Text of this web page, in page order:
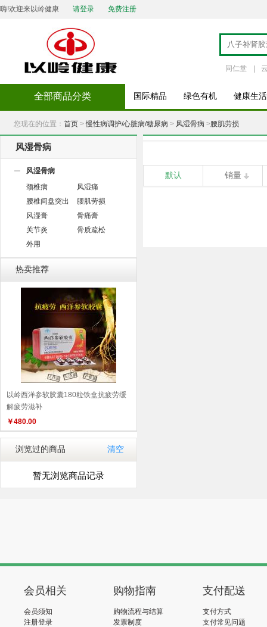
嗨!欢迎来以岭健康 请登录 免费注册
同仁堂
全部商品分类 国际精品 绿色有机 健康生活
您现在的位置： 首页 >慢性病调护/心脏病/糖尿病 > 风湿骨病 >腰肌劳损
风湿骨病
风湿骨病
颈椎病
风湿痛
腰椎间盘突出
腰肌劳损
风湿膏
骨痛膏
关节炎
骨质疏松
外用
热卖推荐
以岭西洋参软胶囊180粒铁盒抗疲劳缓
解疲劳滋补
￥480.00
浏览过的商品 清空
暂无浏览商品记录
默认 销量
会员相关
会员须知
注册登录
购物指南
购物流程与结算
发票制度
支付配送
支付方式
支付常见问题